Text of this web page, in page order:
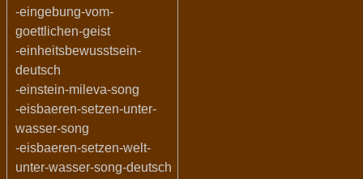
-eingebung-vom-
goettlichen-geist
-einheitsbewusstsein-
deutsch
-einstein-mileva-song
-eisbaeren-setzen-unter-
wasser-song
-eisbaeren-setzen-welt-
unter-wasser-song-deutsch